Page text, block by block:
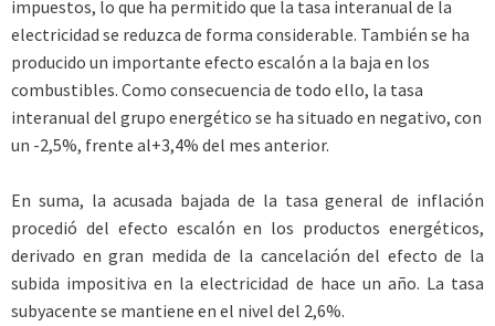
impuestos, lo que ha permitido que la tasa interanual de la
electricidad se reduzca de forma considerable. También se ha
producido un importante efecto escalón a la baja en los
combustibles. Como consecuencia de todo ello, la tasa
interanual del grupo energético se ha situado en negativo, con
un -2,5%, frente al+3,4% del mes anterior.
En suma, la acusada bajada de la tasa general de inflación
procedió del efecto escalón en los productos energéticos,
derivado en gran medida de la cancelación del efecto de la
subida impositiva en la electricidad de hace un año. La tasa
subyacente se mantiene en el nivel del 2,6%.